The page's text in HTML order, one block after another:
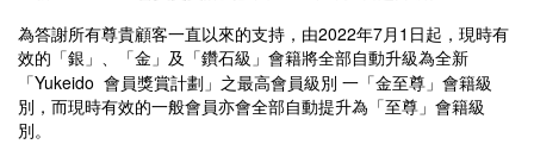
為答謝所有尊貴顧客一直以來的支持，由2022年7 月 1 日起，現時有
效的「銀」、「金」及「鑽石級」會籍將全部自動升級為全新
「 Yukeido 會員獎賞計劃」之最高會員級別 一「金至尊」會籍級
別，而現時有效的一般會員亦會全部自動提升為「至尊」會籍級
別。